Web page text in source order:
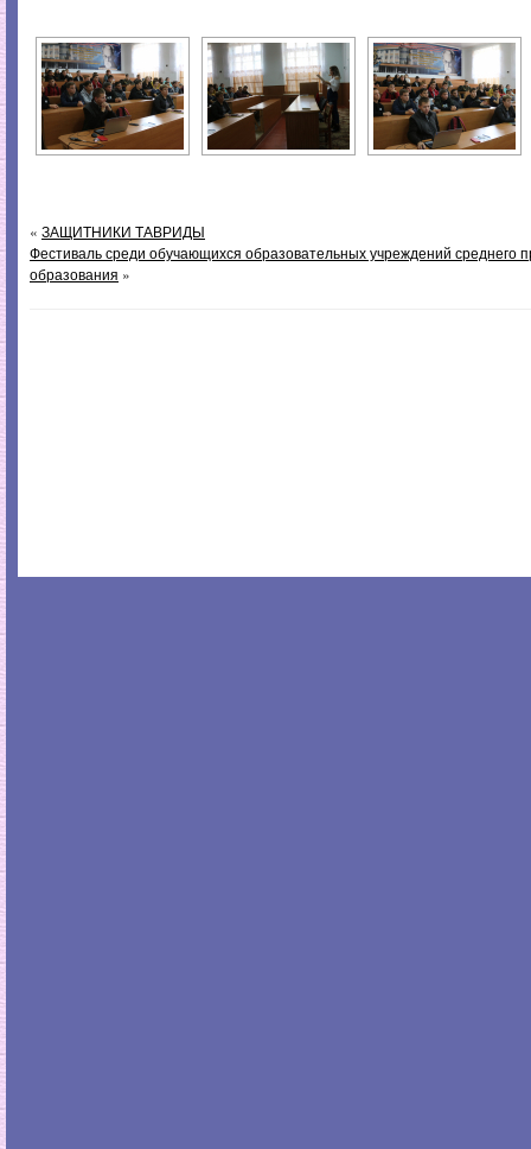
« ЗАЩИТНИКИ ТАВРИДЫ
Фестиваль среди обучающихся образовательных учреждений среднего
образования »